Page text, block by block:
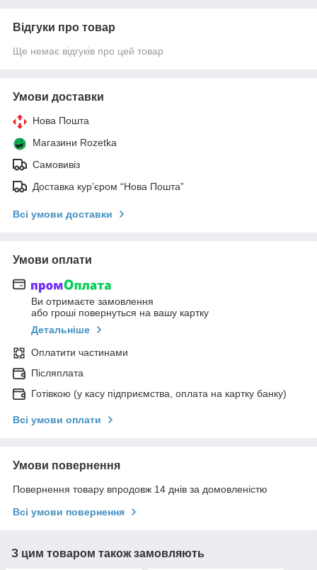
Відгуки про товар
Ще немає відгуків про цей товар
Умови доставки
Нова Пошта
Магазини Rozetka
Самовивіз
Доставка кур’єром “Нова Пошта”
Всі умови доставки
Умови оплати
Ви отримаєте замовлення
або гроші повернуться на вашу картку
Детальніше
Оплатити частинами
Післяплата
Готівкою (у касу підприємства, оплата на картку банку)
Всі умови оплати
Умови повернення
Повернення товару впродовж 14 днів за домовленістю
Всі умови повернення
З цим товаром також замовляють